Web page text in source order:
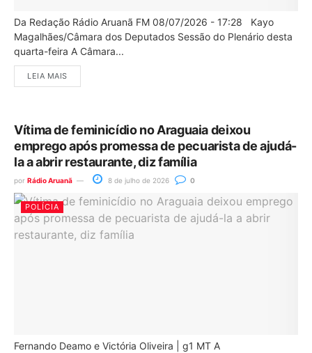
Da Redação Rádio Aruanã FM 08/07/2026 - 17:28 Kayo
Magalhães/Câmara dos Deputados Sessão do Plenário desta
quarta-feira A Câmara...
LEIA MAIS
Vítima de feminicídio no Araguaia deixou
emprego após promessa de pecuarista de ajudá-
la a abrir restaurante, diz família
por Rádio Aruanã 8 de julho de 2026 0
POLÍCIA
Fernando Deamo e Victória Oliveira | g1 MT A